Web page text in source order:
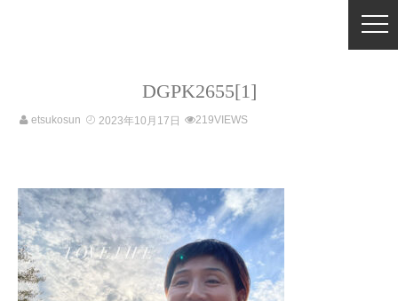
DGPK2655[1]
etsukosun 2023年10月17日 219VIEWS